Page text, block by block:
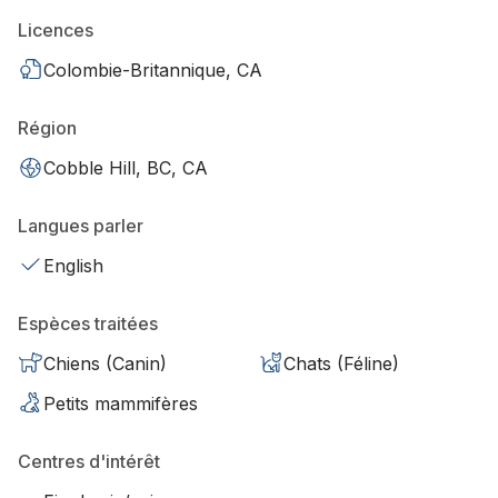
Licences
Colombie-Britannique, CA
Région
Cobble Hill, BC, CA
Langues parler
English
Espèces traitées
Chiens (Canin)
Chats (Féline)
Petits mammifères
Centres d'intérêt